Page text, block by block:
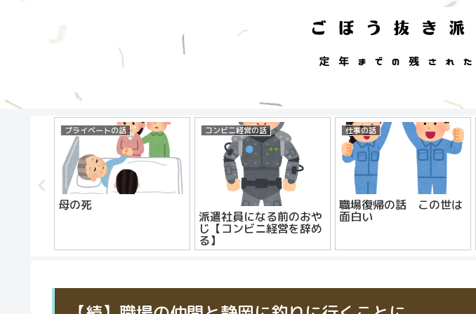
プライベートの話
母の死
コンビニ経営の話
派遣社員になる前のおや
じ【コンビニ経営を辞め
る】
仕事の話
職場復帰の話 この世は
面白い